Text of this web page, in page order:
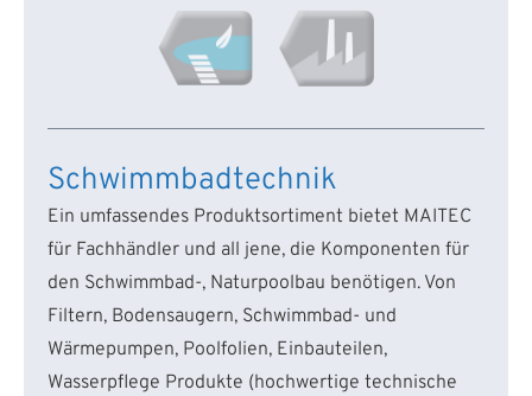
Schwimmbadtechnik
Ein umfassendes Produktsortiment bietet MAITEC
für Fachhändler und all jene, die Komponenten für
den Schwimmbad-, Naturpoolbau benötigen. Von
Filtern, Bodensaugern, Schwimmbad- und
Wärmepumpen, Poolfolien, Einbauteilen,
Wasserpflege Produkte (hochwertige technische